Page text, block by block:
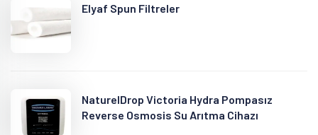
Elyaf Spun Filtreler
NaturelDrop Victoria Hydra Pompasız
Reverse Osmosis Su Arıtma Cihazı